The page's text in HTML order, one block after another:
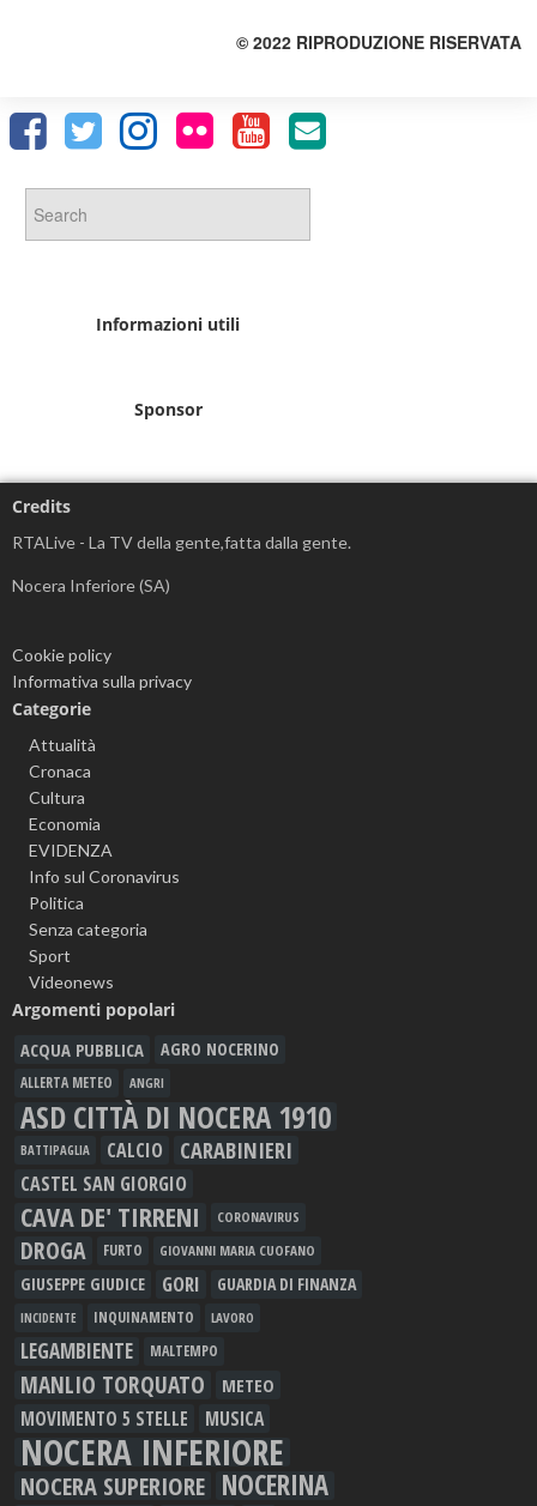
© 2022 RIPRODUZIONE RISERVATA
Informazioni utili
Sponsor
Credits
RTALive - La TV della gente,fatta dalla gente.
Nocera Inferiore (SA)
Cookie policy
Informativa sulla privacy
Categorie
Attualità
Cronaca
Cultura
Economia
EVIDENZA
Info sul Coronavirus
Politica
Senza categoria
Sport
Videonews
Argomenti popolari
ACQUA PUBBLICA AGRO NOCERINO
ALLERTA METEO ANGRI
ASD CITTÀ DI NOCERA 1910
BATTIPAGLIA CALCIO CARABINIERI
CASTEL SAN GIORGIO
CAVA DE' TIRRENI CORONAVIRUS
DROGA FURTO GIOVANNI MARIA CUOFANO
GIUSEPPE GIUDICE GORI GUARDIA DI FINANZA
INCIDENTE INQUINAMENTO LAVORO
LEGAMBIENTE MALTEMPO
MANLIO TORQUATO METEO
MOVIMENTO 5 STELLE MUSICA
NOCERA INFERIORE
NOCERA SUPERIORE NOCERINA